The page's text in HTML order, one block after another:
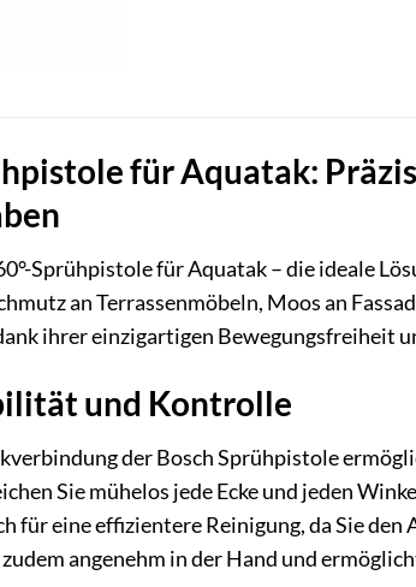
für Aquatak:
Sprühpistole für Aquatak – die ideale
an Terrassenmöbeln, Moos an
ihrer einzigartigen Bewegungsfreiheit
und Kontrolle
der Bosch Sprühpistole
Sie mühelos jede Ecke und jeden
für eine effizientere Reinigung, da Sie
angenehm in der Hand und